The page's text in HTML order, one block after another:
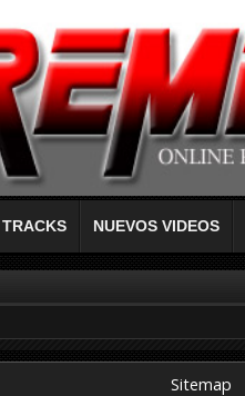
NUEVOS VIDEOS
Sitemap